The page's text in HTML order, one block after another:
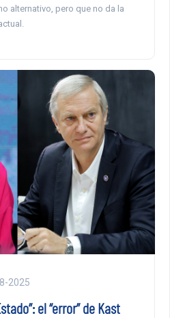
alternativo, pero que no da la
2025
el “error” de Kast